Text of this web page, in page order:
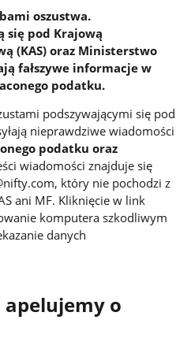
oszustwa.
się pod Krajową
(KAS) oraz Ministerstwo
fałszywe informacje w
podatku.
podszywającymi się pod
nieprawdziwe wiadomości
podatku oraz
wiadomości znajduje się
który nie pochodzi z
ani MF. Kliknięcie w link
komputera szkodliwym
danych
apelujemy o